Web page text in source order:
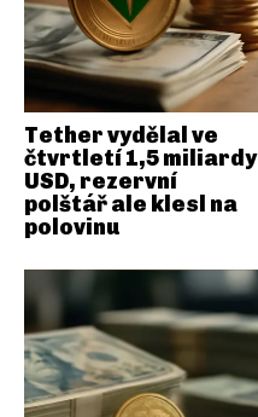
Tether vydělal ve
čtvrtletí 1,5 miliardy
USD, rezervní
polštář ale klesl na
polovinu